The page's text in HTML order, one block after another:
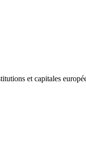
et capitales